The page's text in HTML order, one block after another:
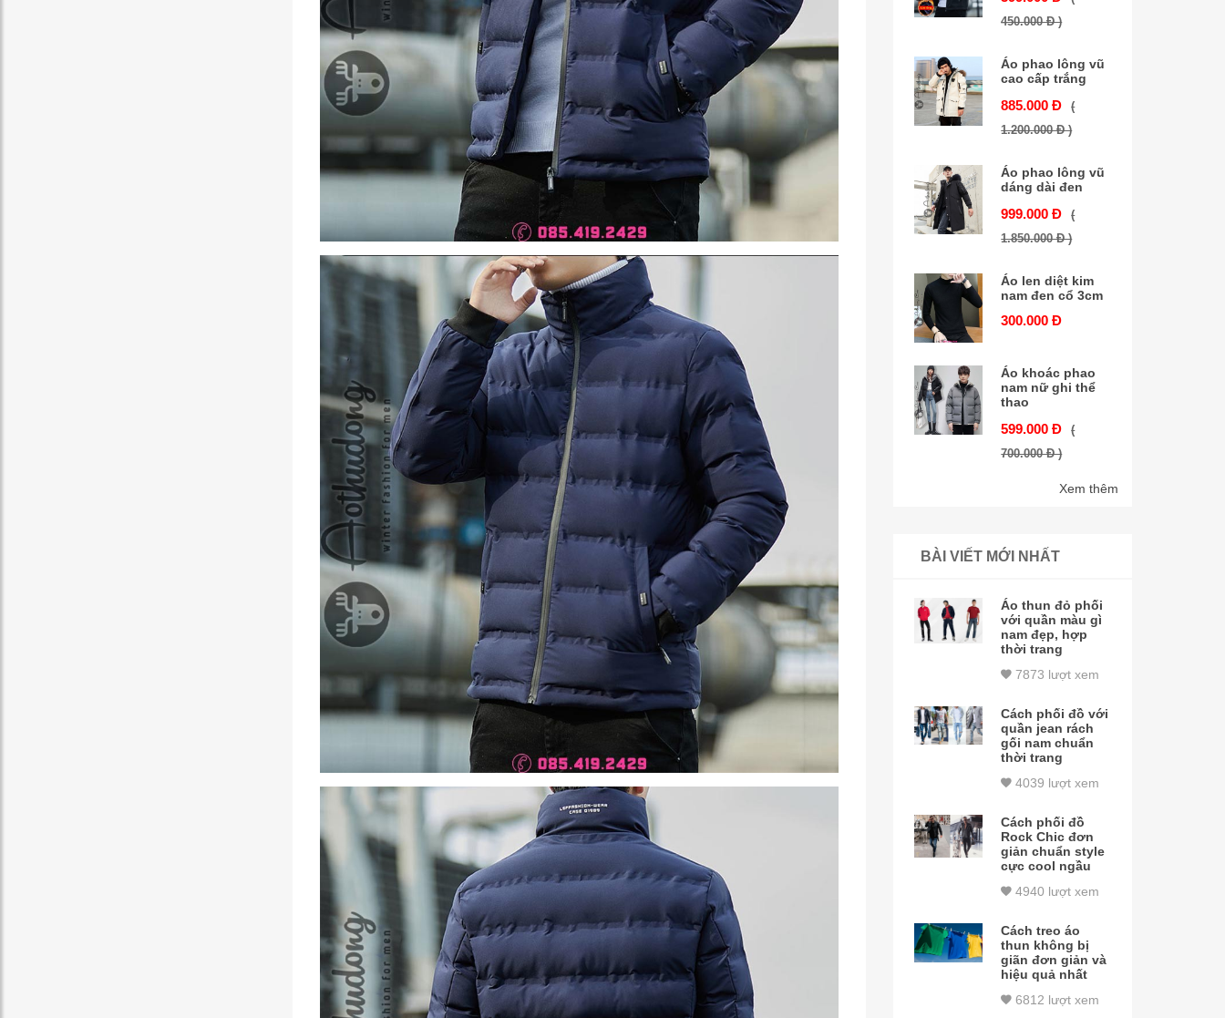
450.000 Đ )
Áo phao lông vũ
cao cấp trắng
885.000 Đ
(
1.200.000 Đ )
Áo phao lông vũ
dáng dài đen
999.000 Đ
(
1.850.000 Đ )
Áo len diệt kim
nam đen cổ 3cm
300.000 Đ
Áo khoác phao
nam nữ ghi thể
thao
599.000 Đ
(
700.000 Đ )
Xem thêm
BÀI VIẾT MỚI NHẤT
Áo thun đỏ phối
với quần màu gì
nam đẹp, hợp
thời trang
7873 lượt xem
Cách phối đồ với
quần jean rách
gối nam chuẩn
thời trang
4039 lượt xem
Cách phối đồ
Rock Chic đơn
giản chuẩn style
cực cool ngầu
4940 lượt xem
Cách treo áo
thun không bị
giãn đơn giản và
hiệu quả nhất
6812 lượt xem